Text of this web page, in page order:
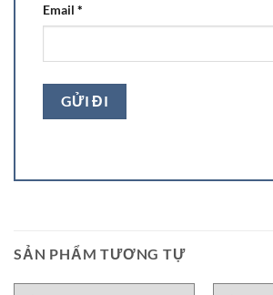
Email *
SẢN PHẨM TƯƠNG TỰ